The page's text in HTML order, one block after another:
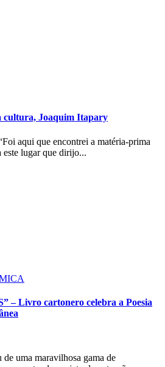
cultura, Joaquim Itapary
aqui que encontrei a matéria-prima
este lugar que dirijo...
– Livro cartonero celebra a Poesia
uma maravilhosa gama de